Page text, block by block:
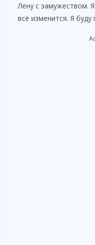
Лену с замужеством.
всё изменится. Я буду